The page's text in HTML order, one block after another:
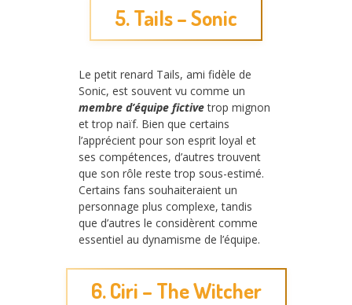
5. Tails – Sonic
Le petit renard Tails, ami fidèle de
Sonic, est souvent vu comme un
membre d’équipe fictivetrop mignon
et trop naïf. Bien que certains
l’apprécient pour son esprit loyal et
ses compétences, d’autres trouvent
que son rôle reste trop sous-estimé.
Certains fans souhaiteraient un
personnage plus complexe, tandis
que d’autres le considèrent comme
essentiel au dynamisme de l’équipe.
6. Ciri – The Witcher